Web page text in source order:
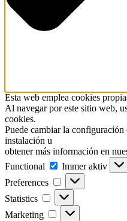
Esta web emplea cookies
Al navegar por este sitio web,
cookies.
Puede cambiar la configuración
instalación u
obtener más información en
Functional
Functional
Immer aktiv
Preferences
Preferences
Statistics Statistics
Marketing Marketing